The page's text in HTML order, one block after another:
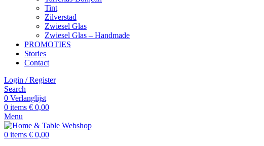
Tint
Zilverstad
Zwiesel Glas
Zwiesel Glas – Handmade
PROMOTIES
Stories
Contact
Login / Register
Search
0 Verlanglijst
0 items € 0,00
Menu
0 items € 0,00